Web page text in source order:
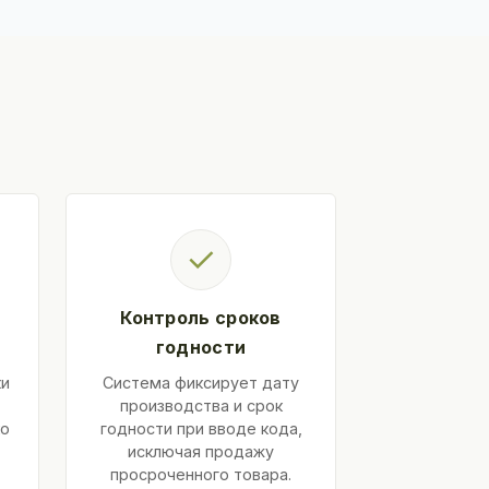
✓
Контроль сроков
годности
Система фиксирует дату
производства и срок
годности при вводе кода,
исключая продажу
просроченного товара.